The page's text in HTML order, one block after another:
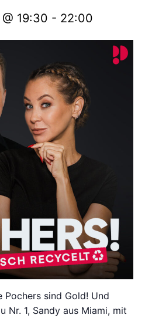
19:30 - 22:00
Pochers sind Gold! Und
Nr. 1, Sandy aus Miami, mit